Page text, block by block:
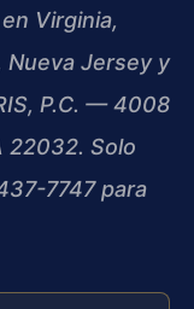
Virginia,
Nueva Jersey y
P.C. — 4008
22032. Solo
7747 para